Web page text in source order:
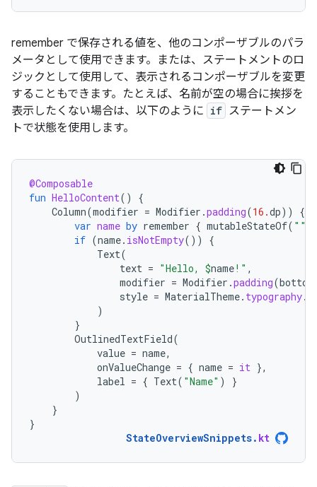
remember で保存される値を、他のコンポーザブルのパラ
メータとして使用できます。または、ステートメントのロ
ジックとして使用して、表示されるコンポーザブルを変更
することもできます。たとえば、名前が空の場合に挨拶を
表示したくない場合は、以下のように if ステートメン
トで状態を使用します。
@Composable
fun HelloContent()
{
Column(modifier = Modifier .padding(16.dp))
{
var name by remember { mutableStateOf( ""
if (name. isNotEmpty())
{
Text(
text = "Hello, $name!" ,
modifier = Modifier .padding(bottom
style = MaterialTheme. typography.
)
}
OutlinedTextField(
value = name,
onValueChange = { name = it },
label = { Text( "Name" )
}
)
}
}
StateOverviewSnippets. kt